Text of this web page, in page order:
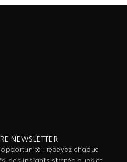
NEWSLETTER
: recevez chaque